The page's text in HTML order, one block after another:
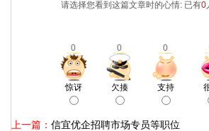
请选择您看到这篇文章时的心情: 已有0
0 0 0
惊讶 欠揍 支持
上一篇： 信宜优企招聘市场专员等职位